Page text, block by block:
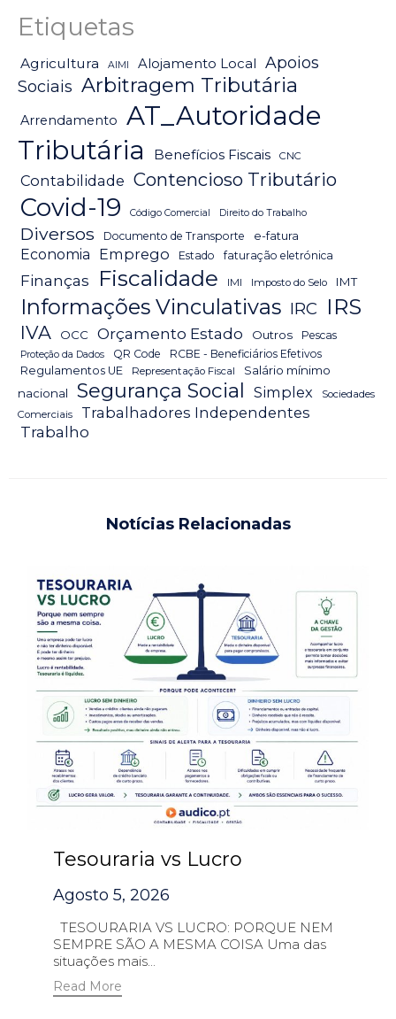
Etiquetas
Agricultura AIMI Alojamento Local
Apoios
Sociais Arbitragem Tributária
Arrendamento
AT_Autoridade
Tributária
Benefícios Fiscais CNC
Contabilidade Contencioso Tributário
Covid-19 Código Comercial Direito do Trabalho
Diversos Documento de Transporte e-fatura
Economia Emprego Estado faturação eletrónica
Finanças Fiscalidade IMI Imposto do Selo IMT
Informações Vinculativas IRC IRS
IVA OCC Orçamento Estado Outros Pescas
Proteção da Dados QR Code
RCBE - Beneficiários Efetivos
Regulamentos UE
Representação Fiscal
Salário mínimo
nacional
Segurança Social Simplex
Sociedades
Comerciais
Trabalhadores Independentes
Trabalho
Notícias Relacionadas
Tesouraria vs Lucro
Agosto 5, 2026
TESOURARIA VS LUCRO: PORQUE NEM
SEMPRE SÃO A MESMA COISA Uma das
situações mais...
Read More